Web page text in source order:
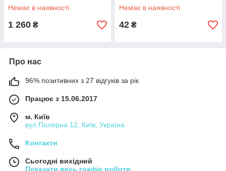
Немає в наявності
1 260 ₴
Немає в наявності
42 ₴
Про нас
96% позитивних з 27 відгуків за рік
Працює з 15.06.2017
м. Київ
вул.Полярна 12, Київ, Україна
Контакти
Сьогодні вихідний
Показати весь графік роботи